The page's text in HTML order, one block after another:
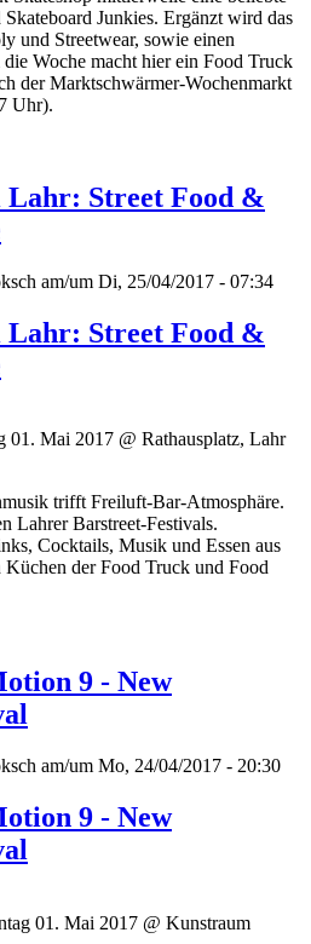
Junkies. Ergänzt wird das
und Streetwear, sowie einen
Woche macht hier ein Food Truck
der Marktschwärmer-Wochenmarkt
Uhr).
Lahr: Street Food &
am/um Di, 25/04/2017 - 07:34
Lahr: Street Food &
01. Mai 2017 @ Rathausplatz, Lahr
trifft Freiluft-Bar-Atmosphäre.
Lahrer Barstreet-Festivals.
Cocktails, Musik und Essen aus
Küchen der Food Truck und Food
9 - New
am/um Mo, 24/04/2017 - 20:30
9 - New
01. Mai 2017 @ Kunstraum